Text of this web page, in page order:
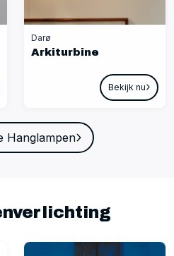
Darø
Arkiturbine
Bekijk nu
Hanglampen